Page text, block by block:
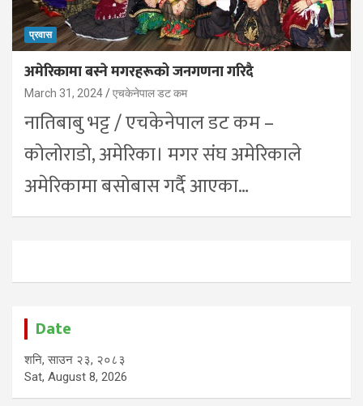
प्रवास
अमेरिकामा बस्ने मगरहरूको जनगणना गरिदै
March 31, 2024 एचकेनेपाल डट कम
नातिबाबु भट्ट / एचकेनेपाल डट कम –
कोलोराडो, अमेरिका। मगर संघ अमेरिकाले
अमेरिकामा बसोबास गर्दै आएका…
Date
शनि, साउन २३, २०८३
Sat, August 8, 2026